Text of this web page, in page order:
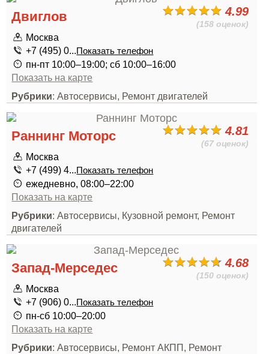
4.99
(158 оценок)
Двиглов
Москва
+7 (495) 0...Показать телефон
пн-пт 10:00–19:00; сб 10:00–16:00
Показать на карте
Рубрики: Автосервисы, Ремонт двигателей
4.81
(67 оценок)
Раннинг Моторс
Москва
+7 (499) 4...Показать телефон
ежедневно, 08:00–22:00
Показать на карте
Рубрики: Автосервисы, Кузовной ремонт, Ремонт
двигателей
4.68
(150 оценок)
Запад-Мерседес
Москва
+7 (906) 0...Показать телефон
пн-сб 10:00–20:00
Показать на карте
Рубрики: Автосервисы, Ремонт АКПП, Ремонт